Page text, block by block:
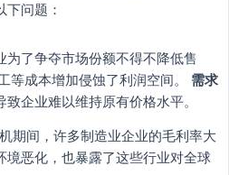
问题：
为了争夺市场份额不得不降低售
等成本增加侵蚀了利润空间。 需求
致企业难以维持原有价格水平。
期间，许多制造业企业的毛利率大
境恶化，也暴露了这些行业对全球